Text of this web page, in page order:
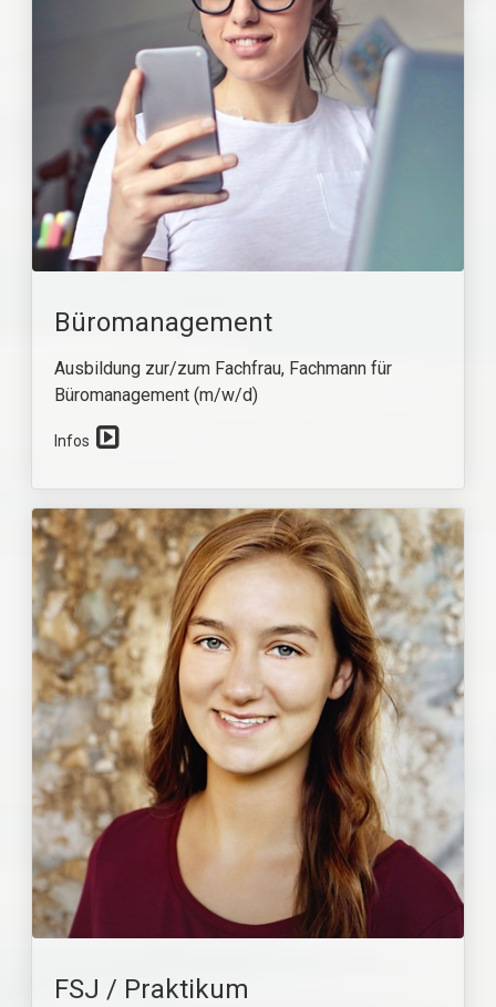
Büromanagement
Ausbildung zur/zum Fachfrau, Fachmann für
Büromanagement (m/w/d)
Infos ⁣
FSJ / Praktikum